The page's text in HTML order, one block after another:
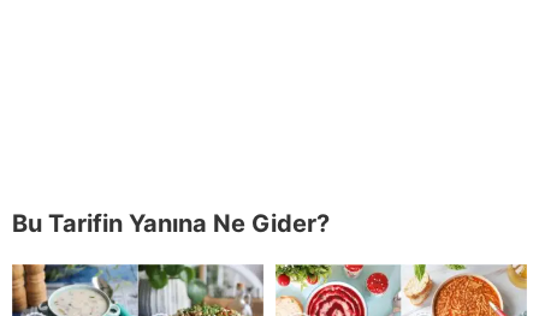
Bu Tarifin Yanına Ne Gider?